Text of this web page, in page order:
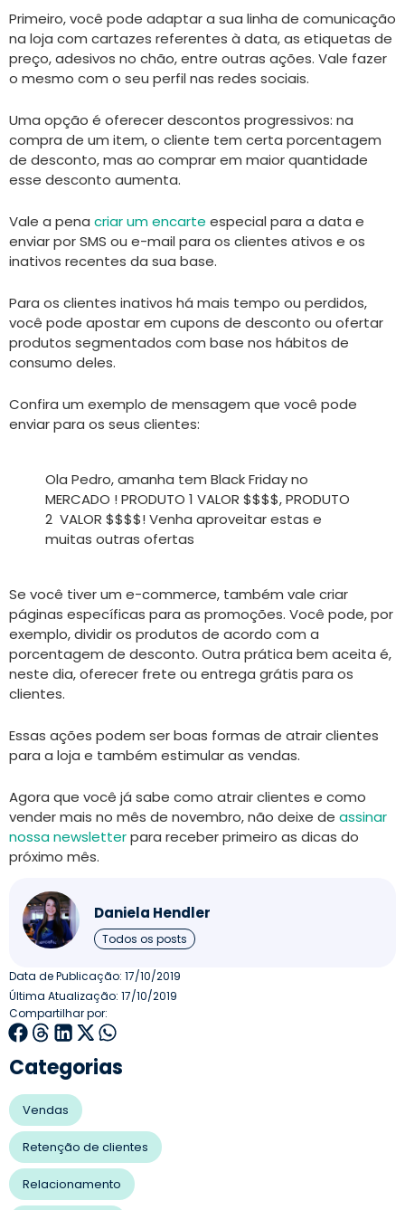
Primeiro, você pode adaptar a sua linha de comunicação
na loja com cartazes referentes à data, as etiquetas de
preço, adesivos no chão, entre outras ações. Vale fazer
o mesmo com o seu perfil nas redes sociais.
Uma opção é oferecer descontos progressivos: na
compra de um item, o cliente tem certa porcentagem
de desconto, mas ao comprar em maior quantidade
esse desconto aumenta.
Vale a pena criar um encarte especial para a data e
enviar por SMS ou e-mail para os clientes ativos e os
inativos recentes da sua base.
Para os clientes inativos há mais tempo ou perdidos,
você pode apostar em cupons de desconto ou ofertar
produtos segmentados com base nos hábitos de
consumo deles.
Confira um exemplo de mensagem que você pode
enviar para os seus clientes:
Ola Pedro, amanha tem Black Friday no
MERCADO ! PRODUTO 1 VALOR $$$$, PRODUTO
2 VALOR $$$$! Venha aproveitar estas e
muitas outras ofertas
Se você tiver um e-commerce, também vale criar
páginas específicas para as promoções. Você pode, por
exemplo, dividir os produtos de acordo com a
porcentagem de desconto. Outra prática bem aceita é,
neste dia, oferecer frete ou entrega grátis para os
clientes.
Essas ações podem ser boas formas de atrair clientes
para a loja e também estimular as vendas.
Agora que você já sabe como atrair clientes e como
vender mais no mês de novembro, não deixe de assinar
nossa newsletterpara receber primeiro as dicas do
próximo mês.
Daniela Hendler
Todos os posts
Data de Publicação: 17/10/2019
Última Atualização: 17/10/2019
Compartilhar por:
Categorias
Vendas
Retenção de clientes
Relacionamento